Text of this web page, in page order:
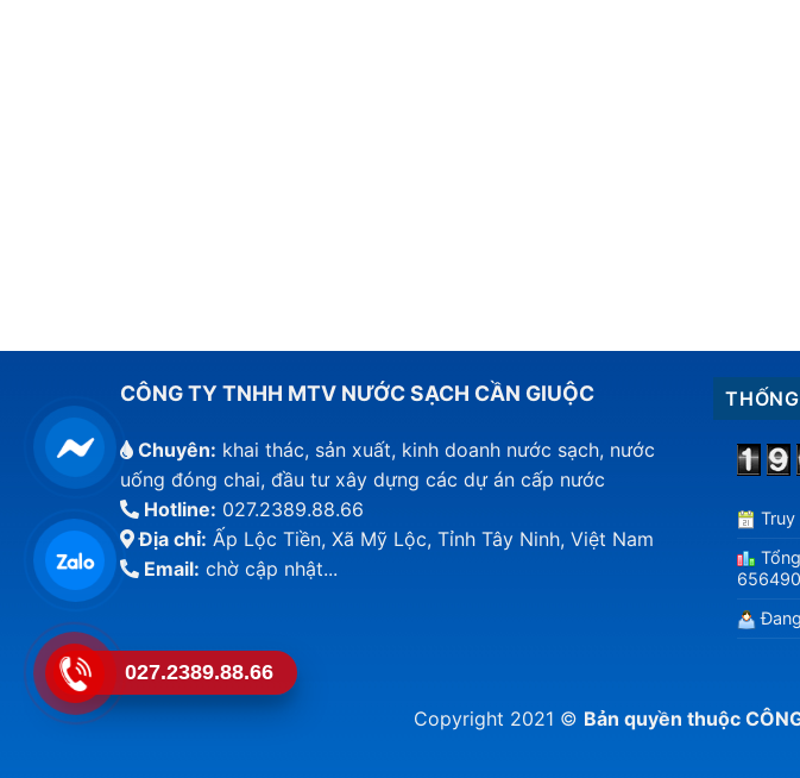
CÔNG TY TNHH MTV NƯỚC SẠCH CẦN GIUỘC
Chuyên: khai thác, sản xuất, kinh doanh nước sạch, nước
uống đóng chai, đầu tư xây dựng các dự án cấp nước
Hotline: 027.2389.88.66
Địa chỉ: Ấp Lộc Tiền, Xã Mỹ Lộc, Tỉnh Tây Ninh, Việt Nam
Email: chờ cập nhật...
656490
Copyright 2021 © Bản quyền thuộc
027.2389.88.66